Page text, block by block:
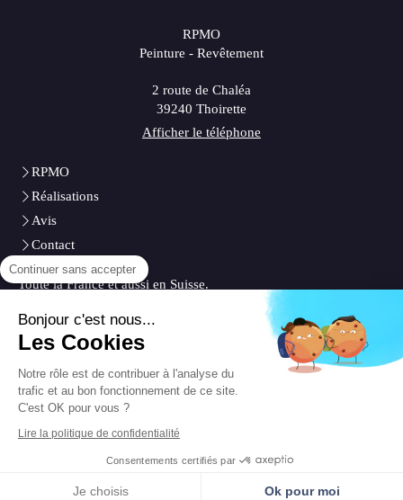
RPMO
Peinture - Revêtement
2 route de Chaléa
39240 Thoirette
Afficher le téléphone
RPMO
Réalisations
Avis
Contact
Toute la France et aussi en Suisse.
Plan du site
Mentions légales
Création et référencement du site par Simplébo
Site créé grâce à LaSociété Générale - Banque des professionnels
Continuer sans accepter
Bonjour c'est nous...
Les Cookies
Notre rôle est de contribuer à l'analyse du
trafic et au bon fonctionnement de ce site.
C'est OK pour vous ?
Lire la politique de confidentialité
Consentements certifiés par
Je choisis Ok pour moi